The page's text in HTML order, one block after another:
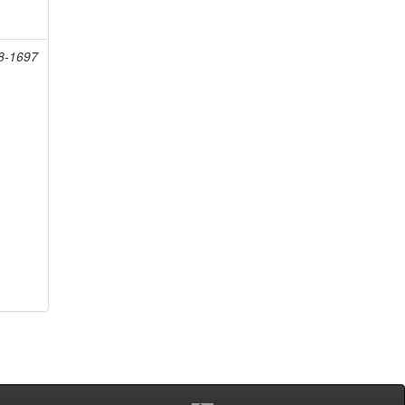
1697